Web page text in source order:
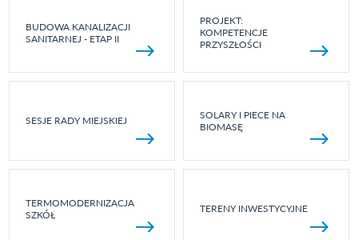
BUDOWA KANALIZACJI
SANITARNEJ - ETAP II
PROJEKT:
KOMPETENCJE
PRZYSZŁOŚCI
SESJE RADY MIEJSKIEJ
SOLARY I PIECE NA
BIOMASĘ
TERMOMODERNIZACJA
SZKÓŁ
TERENY INWESTYCYJNE